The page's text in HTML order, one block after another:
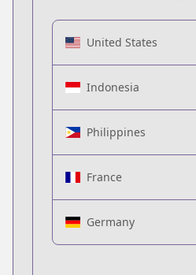
United States
Indonesia
Philippines
France
Germany